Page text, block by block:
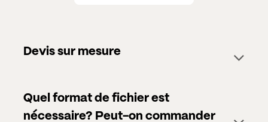
Devis sur mesure
Quel format de fichier est
nécessaire? Peut-on commander